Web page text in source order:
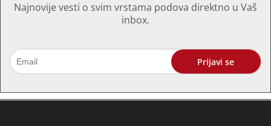
Najnovije vesti o svim vrstama podova direktno u Vaš
inbox.